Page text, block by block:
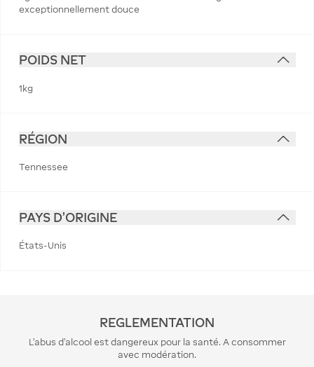
exceptionnellement douce
POIDS NET
1kg
RÉGION
Tennessee
PAYS D'ORIGINE
États-Unis
REGLEMENTATION
L’abus d’alcool est dangereux pour la santé. A consommer
avec modération.